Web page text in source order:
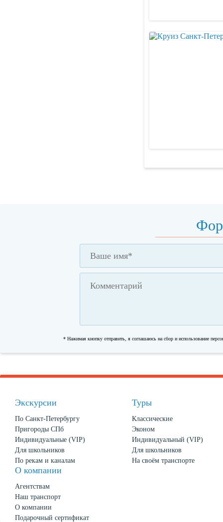
* Нажимая кнопку отправить, я соглашаюсь на сбор и использование
Экскурсии
По Санкт-Петербургу
Пригороды СПб
Индивидуальные (VIP)
Для школьников
По рекам и каналам
Туры
Классические
Эконом
Индивидуальный (VIP)
Для школьников
На своём транспорте
О компании
Агентствам
Наш транспорт
О компании
Подарочный сертификат